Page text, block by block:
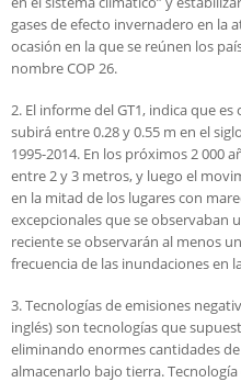
gases de efecto invernadero en la
ocasión en la que se reúnen los
nombre COP 26.
2. El informe del GT1, indica que
subirá entre 0.28 y 0.55 m en el
1995-2014. En los próximos 2 000
entre 2 y 3 metros, y luego el
en la mitad de los lugares con
excepcionales que se observaban
reciente se observarán al menos
frecuencia de las inundaciones en
3. Tecnologías de emisiones
inglés) son tecnologías que
eliminando enormes cantidades
almacenarlo bajo tierra.